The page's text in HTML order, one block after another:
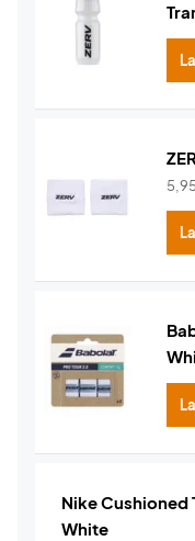
5,95
Nike
White